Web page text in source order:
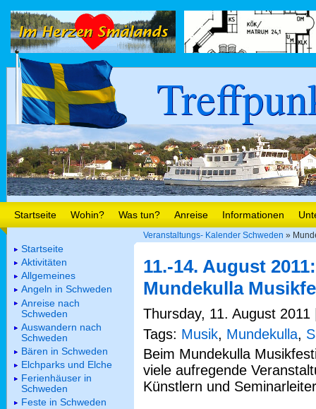
Startseite Wohin? Was tun? Anreise Informationen
Veranstaltungs- Kalender Schweden »
11.-14. August
Mundekulla
Thursday, 11. August
Tags: Musik, Mundekulla,
Beim Mundekulla
viele aufregende
Künstlern und
Startseite
Aktivitäten
Allgemeines
Angeln in Schweden
Anreise nach
Schweden
Auswandern nach
Schweden
Bären in Schweden
Elchparks und Elche
Ferienhäuser in
Schweden
Feste in Schweden